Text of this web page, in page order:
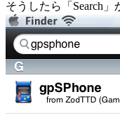
そうしたら「Search」